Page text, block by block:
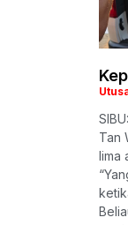
Tan